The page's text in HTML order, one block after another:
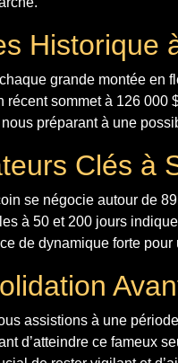
Historique
grande montée en
récent sommet à 126 000
préparant à une
Clés à
se négocie autour de
à 50 et 200 jours
de dynamique forte pour
assistions à une
d’atteindre ce fameux